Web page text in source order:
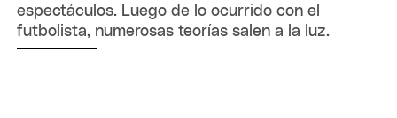
espectáculos. Luego de lo ocurrido con el
futbolista, numerosas teorías salen a la luz.